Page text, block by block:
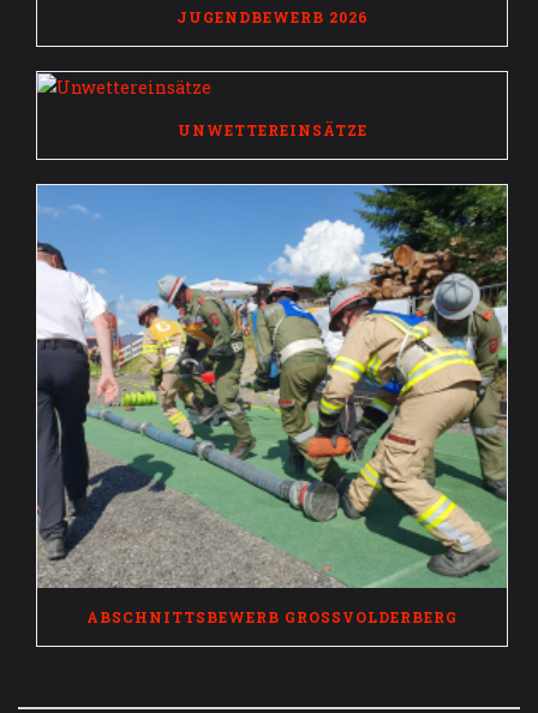
JUGENDBEWERB 2026
UNWETTEREINSÄTZE
ABSCHNITTSBEWERB GROSSVOLDERBERG